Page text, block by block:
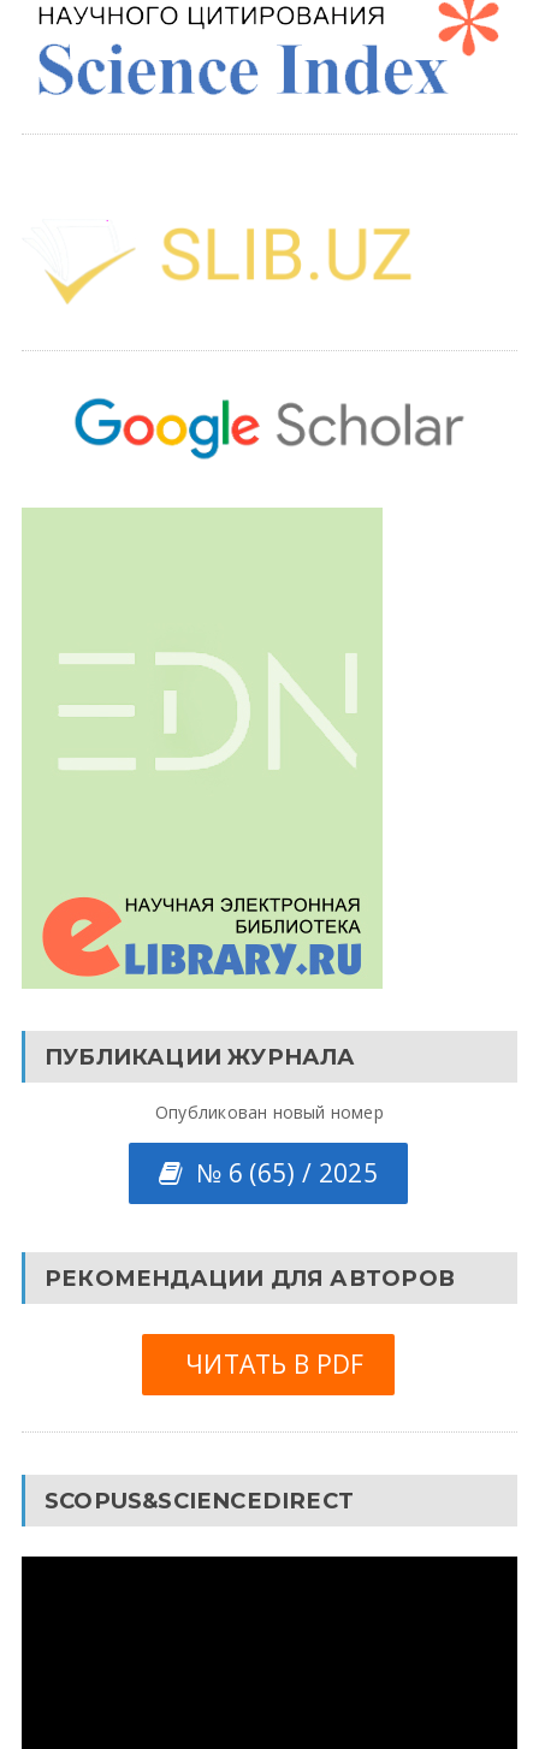
ПУБЛИКАЦИИ ЖУРНАЛА
Опубликован новый номер
№ 6 (65) / 2025
РЕКОМЕНДАЦИИ ДЛЯ АВТОРОВ
ЧИТАТЬ В PDF
SCOPUS&SCIENCEDIRECT